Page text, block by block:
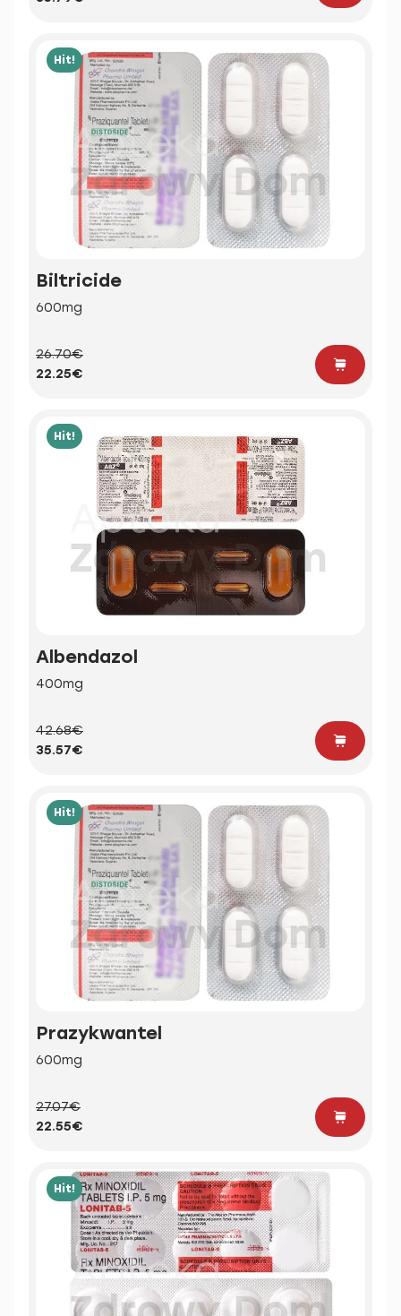
Hit!
Biltricide
600mg
26.70€
22.25€
Hit!
Albendazol
400mg
42.68€
35.57€
Hit!
Prazykwantel
600mg
27.07€
22.55€
Hit!